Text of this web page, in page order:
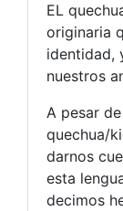
EL
originaria
identidad,
nuestros
A pesar
quechua/
darnos
esta
decimos